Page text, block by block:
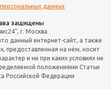
данных
защищены
г. Москва
данный интернет-сайт, а также
предоставленная на нём, носит
и ни при каких условиях не
положениями Статьи
Российской Федерации